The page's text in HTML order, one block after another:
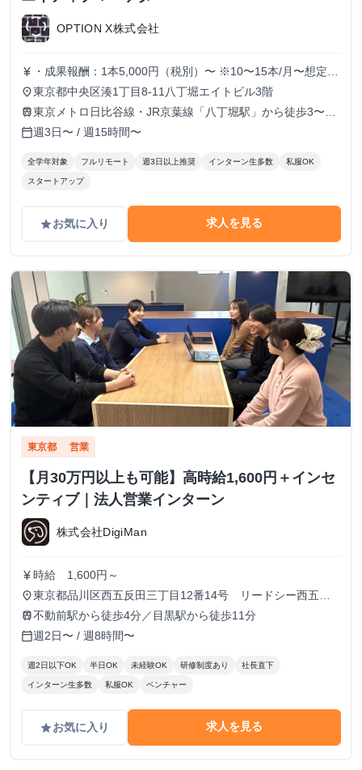
OPTION X株式会社
currency_yen ・成果報酬：1本5,000円（税別）〜 ※10〜15本/月〜想定
※経験、実績、能力等によって変動 ※トライアル期間の場
合変動あり
place東京都中央区湊1丁目8-11八丁堀エイトビル3階
train東京メトロ日比谷線・JR京葉線「八丁堀駅」から徒歩3〜6
分
calendar_today週3日〜 / 週15時間〜
全学年対象 フルリモート 週3日以上推奨 インターン生多数 私服OK
スタートアップ
gradeお気に入り 求人を見る
東京都 営業
【月30万円以上も可能】高時給1,600円＋インセ
ンティブ｜法人営業インターン
株式会社DigiMan
currency_yen 時給 1,600円～
place東京都品川区西五反田三丁目12番14号 リードシー西五反
田ビル7-8階（受付8階）
train不動前駅から徒歩4分／目黒駅から徒歩11分
calendar_today週2日〜 / 週8時間〜
週2日以下OK 半日OK 未経験OK 研修制度あり 社長直下
インターン生多数 私服OK ベンチャー
gradeお気に入り 求人を見る